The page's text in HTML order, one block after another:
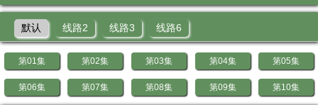
默认 线路2 线路3 线路6
第01集 第02集 第03集 第04集 第05集
第06集 第07集 第08集 第09集 第10集